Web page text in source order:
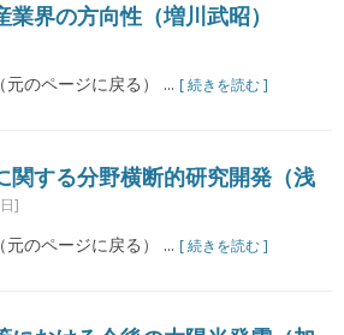
界の方向性（増川武昭）
元のページに戻る） ... [ 続きを読む ]
関する分野横断的研究開発（浅
]
元のページに戻る） ... [ 続きを読む ]